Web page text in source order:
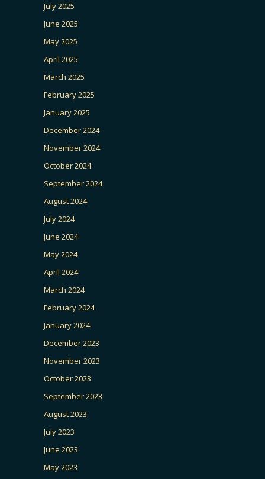
July 2025
June 2025
May 2025
April 2025
March 2025
February 2025
January 2025
December 2024
November 2024
October 2024
September 2024
August 2024
July 2024
June 2024
May 2024
April 2024
March 2024
February 2024
January 2024
December 2023
November 2023
October 2023
September 2023
August 2023
July 2023
June 2023
May 2023